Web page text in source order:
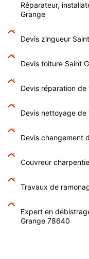
Réparateur,
Grange
Devis zingueur
Devis toiture Saint
Devis réparation de
Devis nettoyage de
Devis changement
Couvreur
Travaux de
Expert en
Grange 78640